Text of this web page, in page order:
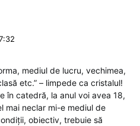
mediul de lucru, vechimea,
etc.” – limpede ca cristalul!
în catedră, la anul voi avea 18,
mai neclar mi-e mediul de
obiectiv, trebuie să